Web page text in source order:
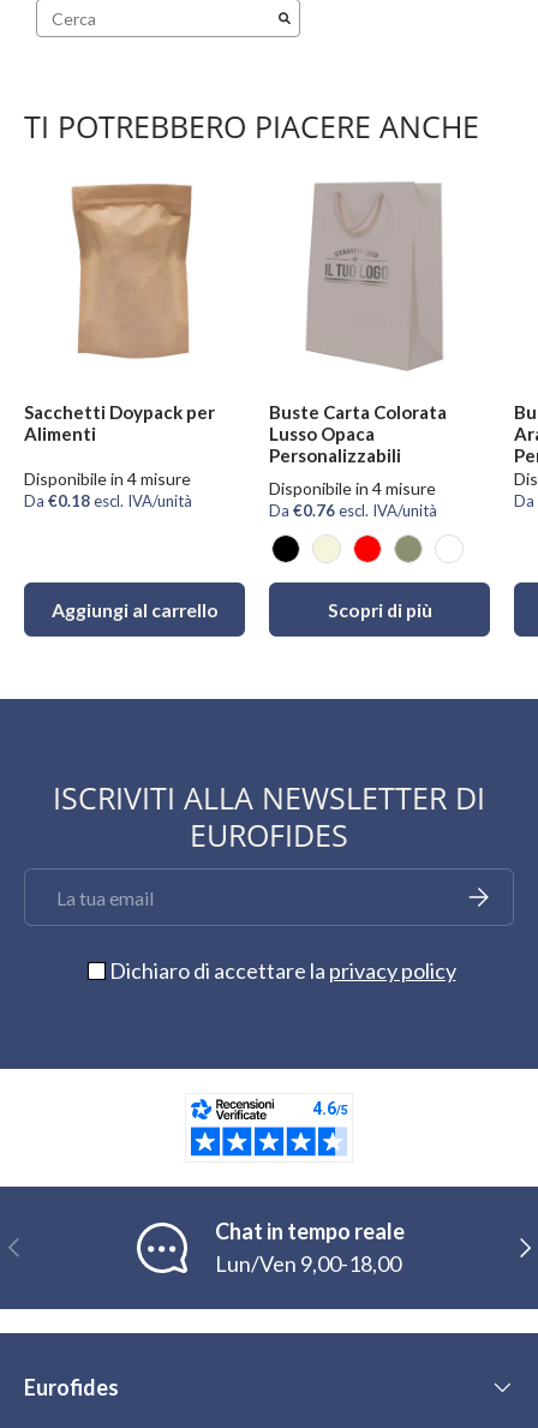
TI POTREBBERO PIACERE ANCHE
Sacchetti Doypack per
Alimenti
Disponibile in 4 misure
Da €0.18escl. IVA/unità
Aggiungi al carrello
Buste Carta Colorata
Lusso Opaca
Personalizzabili
Disponibile in 4 misure
Da €0.76escl. IVA/unità
NeroSabbiaRossoTortora
Bianco
Scopri di più
Da
ISCRIVITI ALLA NEWSLETTER DI
EUROFIDES
Iscriviti
Dichiaro di accettare la privacy policy
Indietro
Chat in tempo reale
Lun/Ven 9,00-18,00
Eurofides